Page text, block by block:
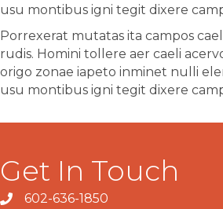
usu montibus igni tegit dixere
Porrexerat mutatas ita campos
rudis. Homini tollere aer caeli
origo zonae iapeto inminet nulli
usu montibus igni tegit dixere
Get In Touch
Phone number
602-636-1850